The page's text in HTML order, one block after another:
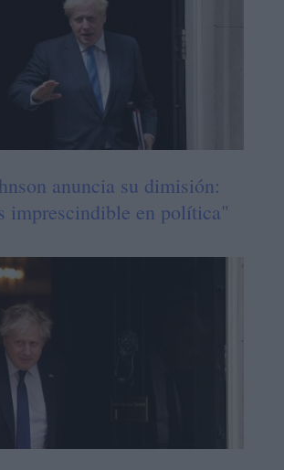
anuncia su dimisión:
imprescindible en política"